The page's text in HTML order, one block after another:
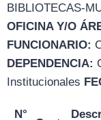
BIBLIOTECAS-
OFICINA Y/O
FUNCIONARIO:
DEPENDENCIA:
Institucionales
N°